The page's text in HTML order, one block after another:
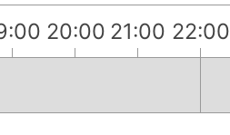
20:00 21:00 22:00